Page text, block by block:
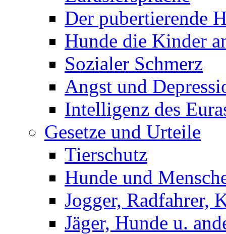
Der pubertierende
Hunde die Kinder
Sozialer Schmerz
Angst und
Intelligenz des
Gesetze und Urteile
Tierschutz
Hunde und
Jogger, Radfahrer,
Jäger, Hunde u.